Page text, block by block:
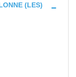
(LES)